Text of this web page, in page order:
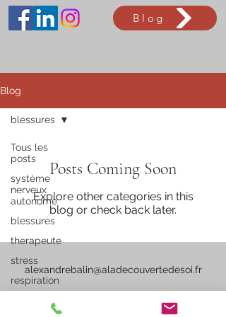
Blog
Blog
Tous les
posts
système
nerveux
autonome
blessures
therapeute
stress
respiration
blessures
Posts Coming Soon
Explore other categories in this
blog or check back later.
alexandrebalin@aladecouvertedesoi.fr